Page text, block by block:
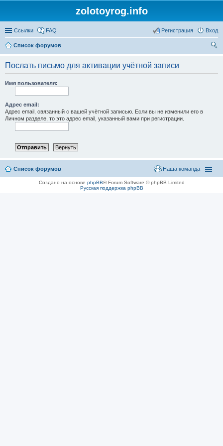
zolotoyrog.info
Ссылки FAQ Вход
Регистрация
Список форумов
Послать письмо для активации учётной записи
Имя пользователя:
Адрес email:
Адрес email, связанный с вашей учётной записью. Если вы не изменили его в
Личном разделе, то это адрес email, указанный вами при регистрации.
Список форумов Наша команда
Создано на основе phpBB® Forum Software © phpBB Limited
Русская поддержка phpBB